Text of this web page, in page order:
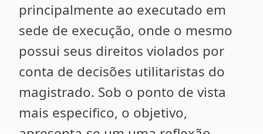
principalmente ao executado em
sede de execução, onde o mesmo
possui seus direitos violados por
conta de decisões utilitaristas do
magistrado. Sob o ponto de vista
mais especifico, o objetivo,